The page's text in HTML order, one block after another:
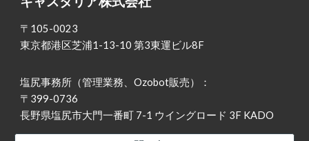
〒105-0023
東京都港区芝浦1-13-10 第3東運ビル8F
塩尻事務所（管理業務、Ozobot販売）：
〒399-0736
長野県塩尻市大門一番町 7-1 ウイングロード 3F KADO